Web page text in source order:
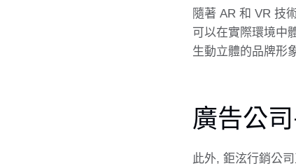
隨著 AR 和 VR 技
可以在實際環境中
生動立體的品牌形
廣告公司
此外, 鉅泫行銷公